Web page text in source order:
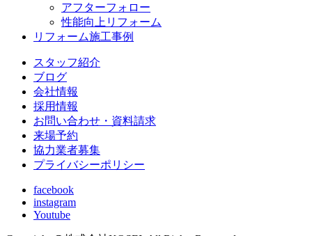
アフターフォロー
性能向上リフォーム
リフォーム施工事例
スタッフ紹介
ブログ
会社情報
採用情報
お問い合わせ・資料請求
来場予約
協力業者募集
プライバシーポリシー
facebook
instagram
Youtube